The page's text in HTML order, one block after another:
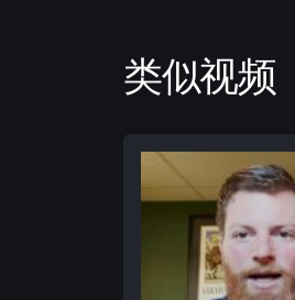
类似视频